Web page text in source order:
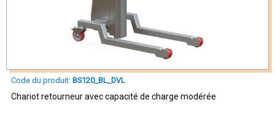
Code du produit: BS120_BL_DVL
Chariot retourneur avec capacité de charge modérée